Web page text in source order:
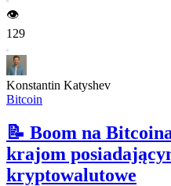
👁️
129
Konstantin Katyshev
Bitcoin
📝 Boom na
krajom
kryptowalutowe